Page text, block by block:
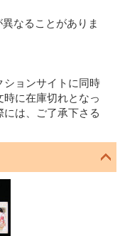
なることがありま
ションサイトに同時
に在庫切れとなっ
は、ご了承下さる